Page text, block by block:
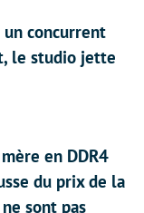
concurrent
le studio jette
en DDR4
du prix de la
sont pas